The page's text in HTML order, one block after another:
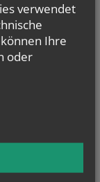
verwendet
Ihre
oder